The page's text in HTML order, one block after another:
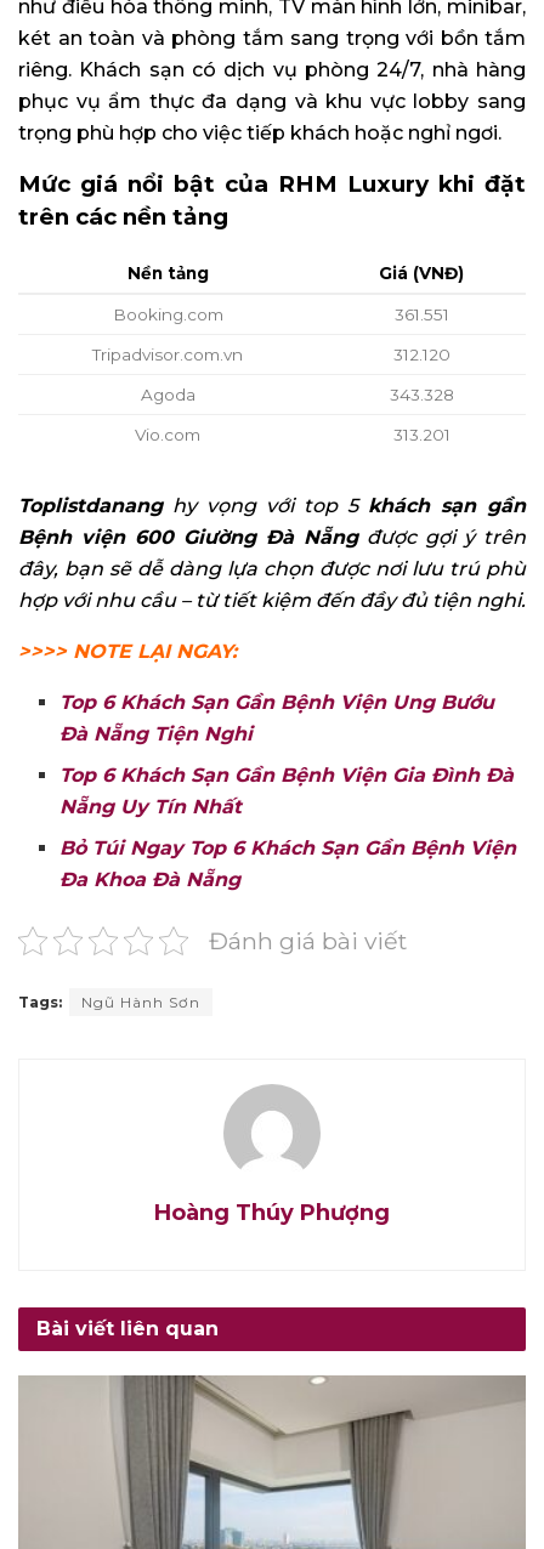
như điều hòa thông minh, TV màn hình lớn, minibar,
két an toàn và phòng tắm sang trọng với bồn tắm
riêng. Khách sạn có dịch vụ phòng 24/7, nhà hàng
phục vụ ẩm thực đa dạng và khu vực lobby sang
trọng phù hợp cho việc tiếp khách hoặc nghỉ ngơi.
Mức giá nổi bật của RHM Luxury khi đặt
trên các nền tảng
Nền tảng Giá (VNĐ)
Booking.com 361.551
Tripadvisor.com.vn 312.120
Agoda 343.328
Vio.com 313.201
Toplistdananghy vọng với top 5 khách sạn gần
Bệnh viện 600 Giường Đà Nẵngđược gợi ý trên
đây, bạn sẽ dễ dàng lựa chọn được nơi lưu trú phù
hợp với nhu cầu – từ tiết kiệm đến đầy đủ tiện nghi.
>>>> NOTE LẠI NGAY:
Top 6 Khách Sạn Gần Bệnh Viện Ung Bướu
Đà Nẵng Tiện Nghi
Top 6 Khách Sạn Gần Bệnh Viện Gia Đình Đà
Nẵng Uy Tín Nhất
Bỏ Túi Ngay Top 6 Khách Sạn Gần Bệnh Viện
Đa Khoa Đà Nẵng
Đánh giá bài viết
Tags: Ngũ Hành Sơn
Hoàng Thúy Phượng
Bài viết liên quan